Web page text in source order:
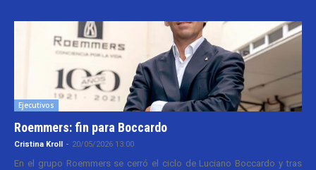
Ejecutivos
Roemmers: fin para Boccardo
Cristina Kroll - 20/05/2026 13:00
En el grupo Roemmers se cerró el ciclo de Luciano Boccardo y tras